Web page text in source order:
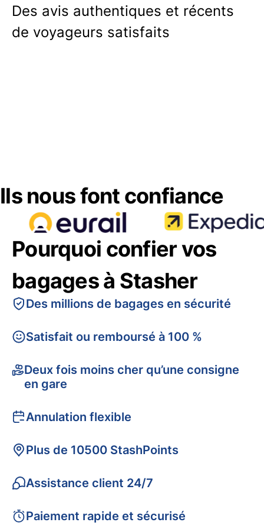
Des avis authentiques et récents
de voyageurs satisfaits
Ils nous font confiance
Pourquoi confier vos
bagages à Stasher
Des millions de bagages en sécurité
Satisfait ou remboursé à 100 %
Deux fois moins cher qu’une consigne
en gare
Annulation flexible
Plus de 10500 StashPoints
Assistance client 24/7
Paiement rapide et sécurisé